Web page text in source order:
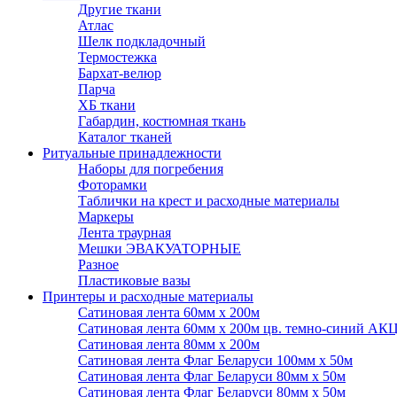
Другие ткани
Атлас
Шелк подкладочный
Термостежка
Бархат-велюр
Парча
ХБ ткани
Габардин, костюмная ткань
Каталог тканей
Ритуальные принадлежности
Наборы для погребения
Фоторамки
Таблички на крест и расходные материалы
Маркеры
Лента траурная
Мешки ЭВАКУАТОРНЫЕ
Разное
Пластиковые вазы
Принтеры и расходные материалы
Сатиновая лента 60мм х 200м
Сатиновая лента 60мм х 200м цв. темно-синий
Сатиновая лента 80мм х 200м
Сатиновая лента Флаг Беларуси 100мм х 50м
Сатиновая лента Флаг Беларуси 80мм х 50м
Сатиновая лента Флаг Беларуси 80мм х 50м